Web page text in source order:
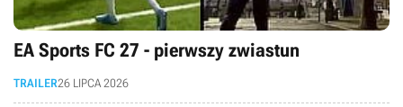
EA Sports FC 27 - pierwszy zwiastun
TRAILER26 LIPCA 2026